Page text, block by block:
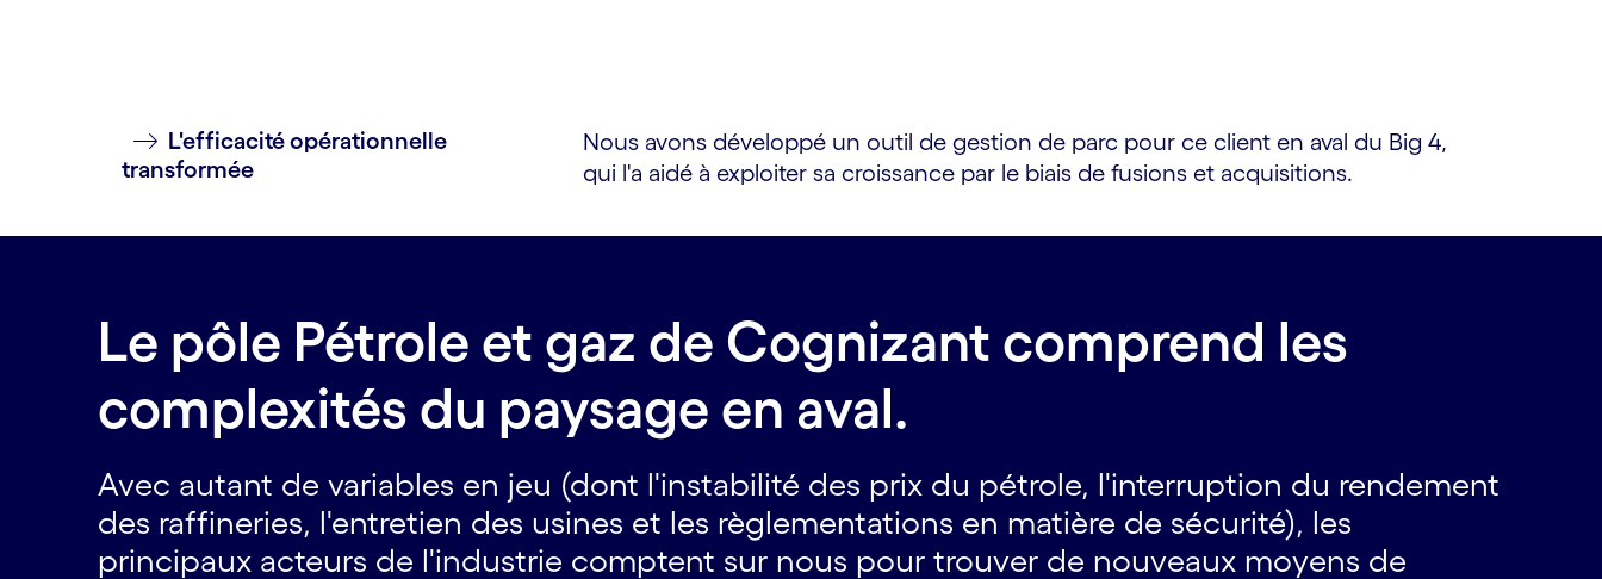
L'efficacité opérationnelle
transformée
Nous avons développé un outil de gestion de parc pour ce client en aval du Big 4,
qui l'a aidé à exploiter sa croissance par le biais de fusions et acquisitions.
Le pôle Pétrole et gaz de Cognizant comprend les
complexités du paysage en aval.
Avec autant de variables en jeu (dont l'instabilité des prix du pétrole, l'interruption du rendement
des raffineries, l'entretien des usines et les règlementations en matière de sécurité), les
principaux acteurs de l'industrie comptent sur nous pour trouver de nouveaux moyens de